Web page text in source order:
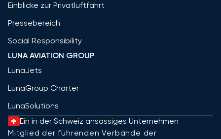
Einblicke zur Privatluftfahrt
Pressebereich
Social Responsibility
LUNA AVIATION GROUP
LunaJets
LunaGroup Charter
LunaSolutions
Ein in der Schweiz ansässiges Unternehmen
Mitglied der führenden Verbände der